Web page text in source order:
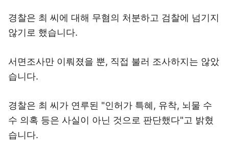
경찰은 최 씨에 대해 무혐의 처분하고 검찰에 넘기지
않기로 했습니다.
서면조사만 이뤄졌을 뿐, 직접 불러 조사하지는 않았
습니다.
경찰은 최 씨가 연루된 "인허가 특혜, 유착, 뇌물 수
수 의혹 등은 사실이 아닌 것으로 판단했다"고 밝혔
습니다.